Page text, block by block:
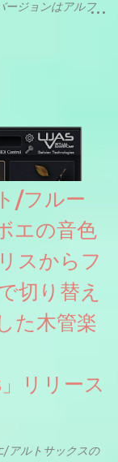
ージョンはアルフ
/フルー
エの音色
スからフ
切り替え
た木管楽
リリース
/アルトサックスの